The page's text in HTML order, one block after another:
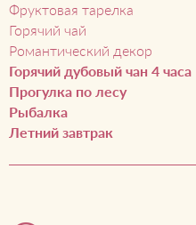
Фруктовая тарелка
Горячий чай
Романтический декор
Горячий дубовый чан 4 часа
Прогулка по лесу
Рыбалка
Летний завтрак